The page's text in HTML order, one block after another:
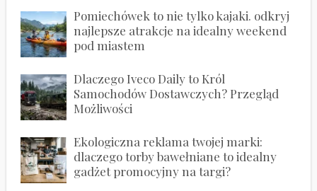
Pomiechówek to nie tylko kajaki. odkryj
najlepsze atrakcje na idealny weekend
pod miastem
Dlaczego Iveco Daily to Król
Samochodów Dostawczych? Przegląd
Możliwości
Ekologiczna reklama twojej marki:
dlaczego torby bawełniane to idealny
gadżet promocyjny na targi?